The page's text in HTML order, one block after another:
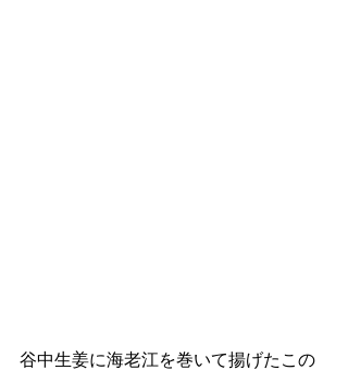
谷中生姜に海老江を巻いて揚げたこの